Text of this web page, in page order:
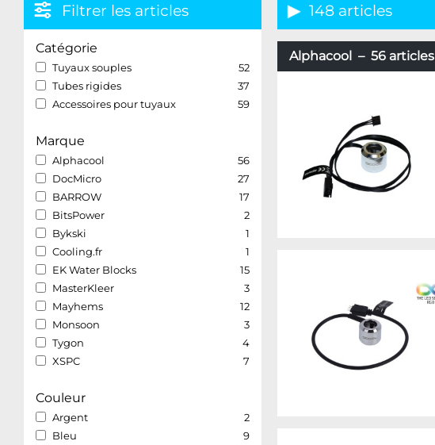
Filtrer les articles
Catégorie
Tuyaux souples
52
Tubes rigides
37
Accessoires pour tuyaux
59
Marque
Alphacool
56
DocMicro
27
BARROW
17
BitsPower
2
Bykski
1
Cooling.fr
1
EK Water Blocks
15
MasterKleer
3
Mayhems
12
Monsoon
3
Tygon
4
XSPC
7
Couleur
Argent
2
Bleu
9
148 articles
Alphacool – 56 articles